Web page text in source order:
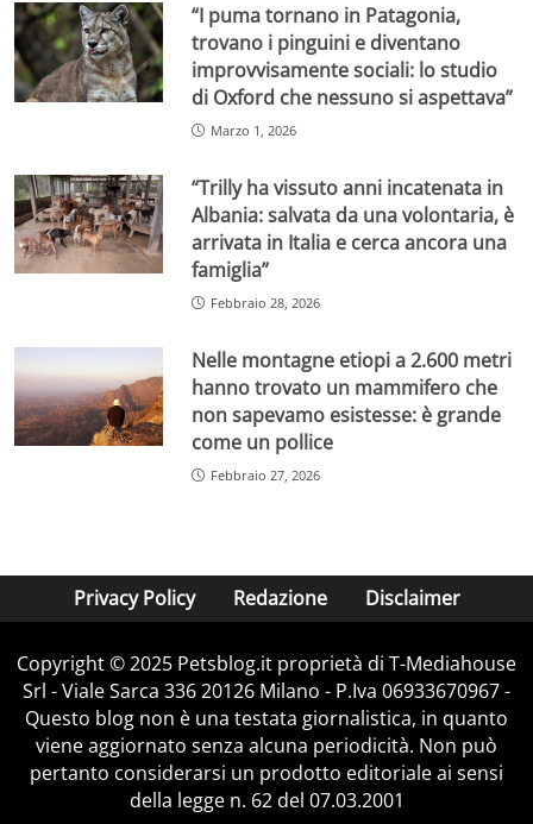
“I puma tornano in Patagonia,
trovano i pinguini e diventano
improvvisamente sociali: lo studio
di Oxford che nessuno si aspettava”
Marzo 1, 2026
“Trilly ha vissuto anni incatenata in
Albania: salvata da una volontaria, è
arrivata in Italia e cerca ancora una
famiglia”
Febbraio 28, 2026
Nelle montagne etiopi a 2.600 metri
hanno trovato un mammifero che
non sapevamo esistesse: è grande
come un pollice
Febbraio 27, 2026
Privacy Policy Redazione Disclaimer
Copyright © 2025 Petsblog.it proprietà di T-Mediahouse
Srl - Viale Sarca 336 20126 Milano - P.Iva 06933670967 -
Questo blog non è una testata giornalistica, in quanto
viene aggiornato senza alcuna periodicità. Non può
pertanto considerarsi un prodotto editoriale ai sensi
della legge n. 62 del 07.03.2001